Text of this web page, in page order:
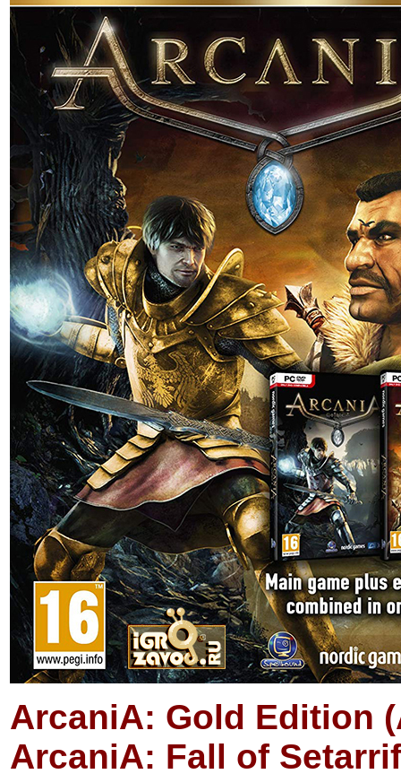
ArcaniA: Gold Edition
ArcaniA: Fall of